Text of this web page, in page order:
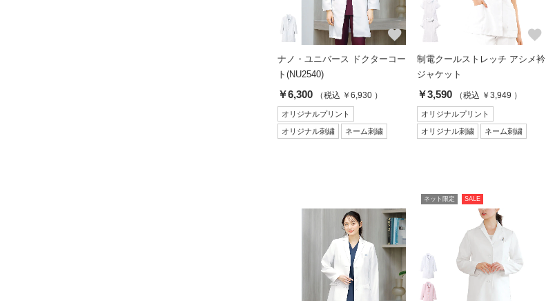
favorite
ナノ・ユニバース ドクターコー
ト(NU2540)
￥6,300 （税込 ￥6,930 ）
オリジナルプリント
オリジナル刺繍 ネーム刺繍
favorite
制電クールストレッチ アシメ衿
ジャケット
￥3,590 （税込 ￥3,949 ）
オリジナルプリント
オリジナル刺繍 ネーム刺繍
ネット限定 SALE